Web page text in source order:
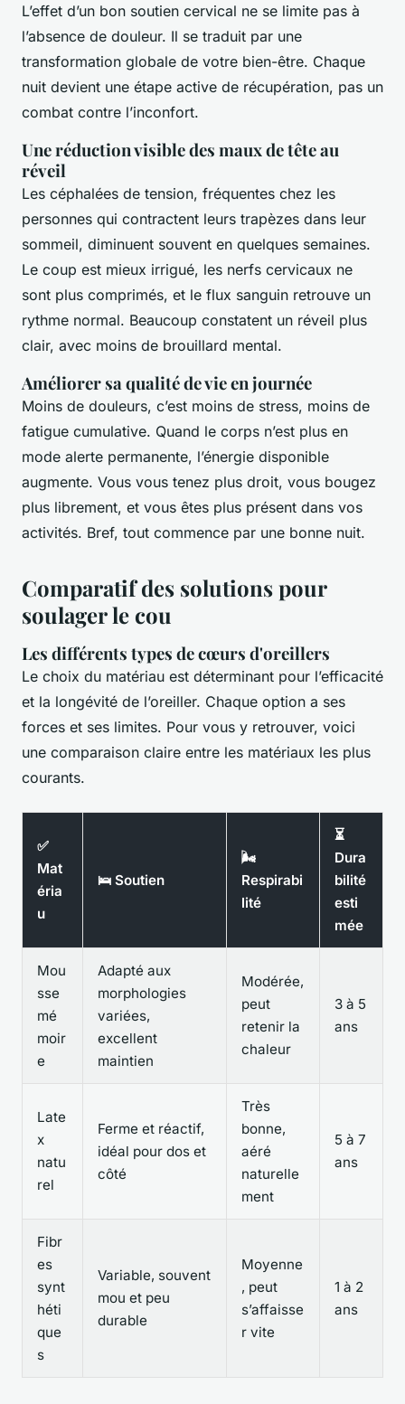
L’effet d’un bon soutien cervical ne se limite pas à
l’absence de douleur. Il se traduit par une
transformation globale de votre bien-être. Chaque
nuit devient une étape active de récupération, pas un
combat contre l’inconfort.
Une réduction visible des maux de tête au
réveil
Les céphalées de tension, fréquentes chez les
personnes qui contractent leurs trapèzes dans leur
sommeil, diminuent souvent en quelques semaines.
Le coup est mieux irrigué, les nerfs cervicaux ne
sont plus comprimés, et le flux sanguin retrouve un
rythme normal. Beaucoup constatent un réveil plus
clair, avec moins de brouillard mental.
Améliorer sa qualité de vie en journée
Moins de douleurs, c’est moins de stress, moins de
fatigue cumulative. Quand le corps n’est plus en
mode alerte permanente, l’énergie disponible
augmente. Vous vous tenez plus droit, vous bougez
plus librement, et vous êtes plus présent dans vos
activités. Bref, tout commence par une bonne nuit.
Comparatif des solutions pour
soulager le cou
Les différents types de cœurs d'oreillers
Le choix du matériau est déterminant pour l’efficacité
et la longévité de l’oreiller. Chaque option a ses
forces et ses limites. Pour vous y retrouver, voici
une comparaison claire entre les matériaux les plus
courants.
✅
Mat
éria
u
🛌 Soutien
🌬️
Respirabi
lité
⏳
Dura
bilité
esti
mée
Mou
sse
mé
moir
e
Adapté aux
morphologies
variées,
excellent
maintien
Modérée,
peut
retenir la
chaleur
3 à 5
ans
Late
x
natu
rel
Ferme et réactif,
idéal pour dos et
côté
Très
bonne,
aéré
naturelle
ment
5 à 7
ans
Fibr
es
synt
héti
que
s
Variable, souvent
mou et peu
durable
Moyenne
, peut
s’affaisse
r vite
1 à 2
ans